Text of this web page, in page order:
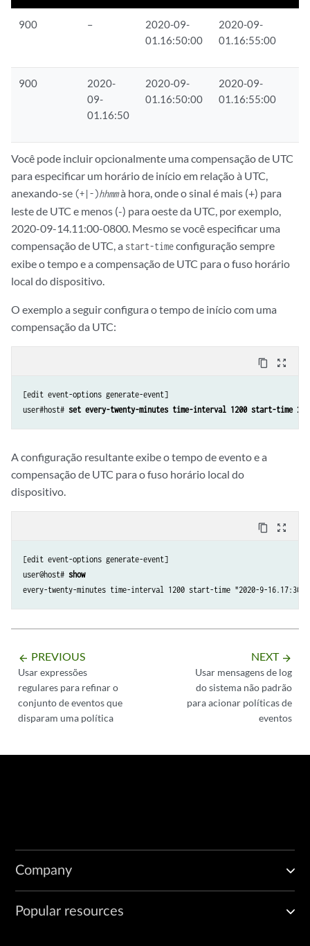
900 –
2020-09-
01.16:50:00
2020-09-
01.16:55:00
900
2020-
09-
01.16:50
2020-09-
01.16:50:00
2020-09-
01.16:55:00
Você pode incluir opcionalmente uma compensação de UTC
para especificar um horário de início em relação à UTC,
anexando-se (+|-)hhmmà hora, onde o sinal é mais (+) para
leste de UTC e menos (-) para oeste da UTC, por exemplo,
2020-09-14.11:00-0800. Mesmo se você especificar uma
compensação de UTC, a start-timeconfiguração sempre
exibe o tempo e a compensação de UTC para o fuso horário
local do dispositivo.
O exemplo a seguir configura o tempo de início com uma
compensação da UTC:
content_copy zoom_out_map
[edit event-options generate-event]
user#host# set every-twenty-minutes time-interval 1200 start-time
A configuração resultante exibe o tempo de evento e a
compensação de UTC para o fuso horário local do
dispositivo.
content_copy zoom_out_map
[edit event-options generate-event]
user@host# show
arrow_backward PREVIOUS
Usar expressões
regulares para refinar o
conjunto de eventos que
disparam uma política
NEXT arrow_forward
Usar mensagens de log
do sistema não padrão
para acionar políticas de
eventos
Company
Popular resources